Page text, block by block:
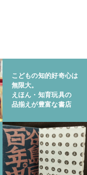
こどもの知的好奇心は
無限大。
えほん・知育玩具の
品揃えが豊富な書店